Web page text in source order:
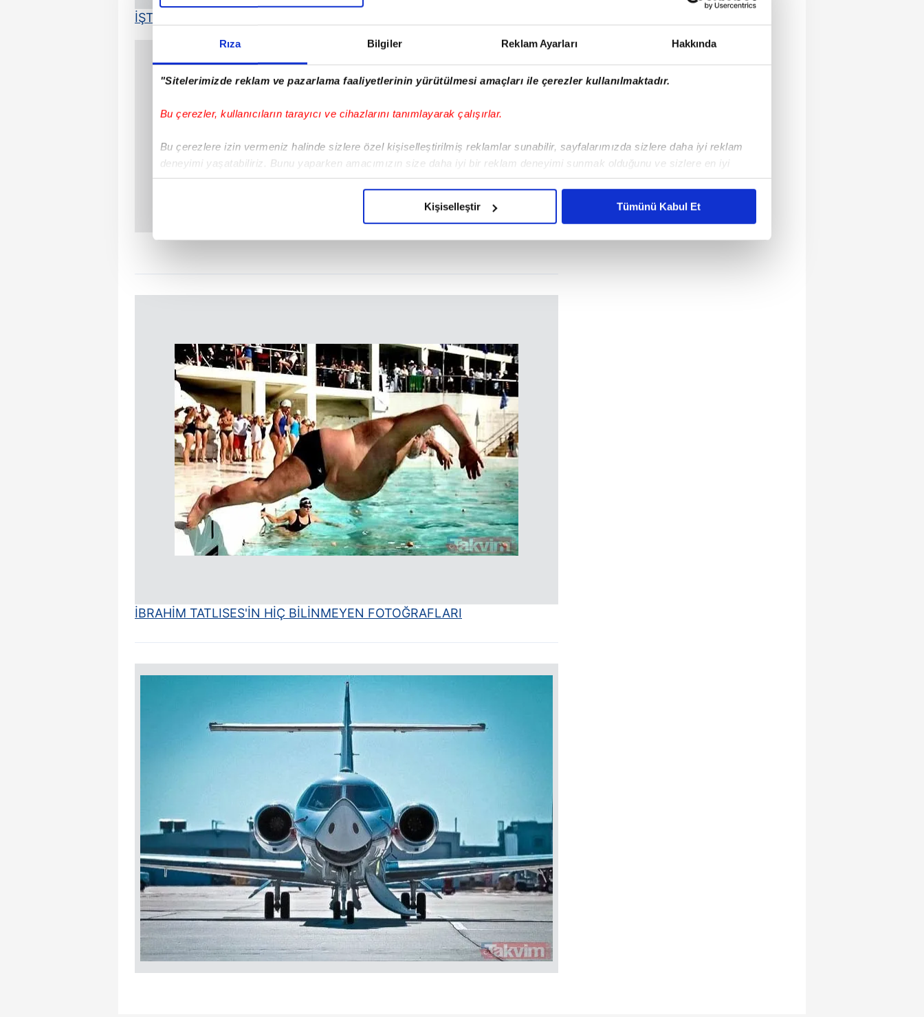
Rıza Bilgiler Reklam Ayarları Hakkında
"Sitelerimizde reklam ve pazarlama faaliyetlerinin yürütülmesi amaçları ile çerezler kullanılmaktadır.
Bu çerezler, kullanıcıların tarayıcı ve cihazlarını tanımlayarak çalışırlar.
Bu çerezlere izin vermeniz halinde sizlere özel kişiselleştirilmiş reklamlar sunabilir, sayfalarımızda sizlere daha iyi reklam
deneyimi yaşatabiliriz. Bunu yaparken amacımızın size daha iyi bir reklam deneyimi sunmak olduğunu ve sizlere en iyi
içerikleri sunabilmek adına elimizden gelen çabayı gösterdiğimizi ve bu noktada, reklamların maliyetlerimizi karşılamak
çerezler vasıtasıyla çeşitli kişisel verileriniz işlenmekte olup gerekli olan çerezler bilgi toplumu hizmetlerinin sunulması
amacıyla kullanılmaktadır. Diğer çerezler, sitemizin daha işlevsel kılınması ve kişiselleştirilmesi ve sizlere yönelik
Çerezlere ilişkin tercihlerinizi aşağıda yer alan panel vasıtasıyla belirleyebilirsiniz. Çerezlere ilişkin detaylı bilgi için Ayarlar
butonuna tıklayabilir,Çerez Bilgilendirme Metnimiziziyaret edebilirsiniz.
6698 sayılı Kişisel Verilerin Korunması Kanunu uyarınca hazırlanmış Aydınlatma Metnimizi okumak ve sitemizde ilgili
mevzuata uygun olarak kullanılan çerezlerle ilgili bilgi almak için lütfen tıklayınız
Kişiselleştir Tümünü Kabul Et
İŞTE İBRAHİM TATLISES'İN MAL VARLIĞI
İBRAHİM TATLISES'İN HİÇ BİLİNMEYEN FOTOĞRAFLARI